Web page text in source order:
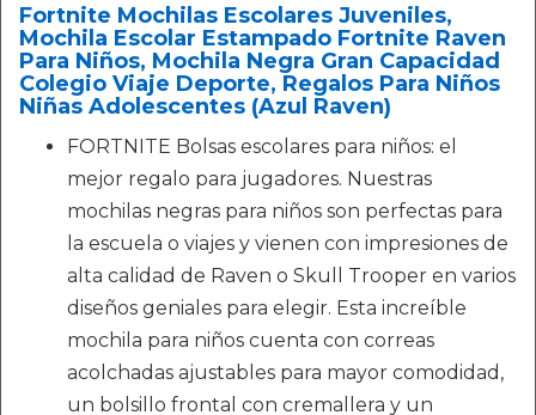
Fortnite Mochilas Escolares Juveniles,
Mochila Escolar Estampado Fortnite Raven
Para Niños, Mochila Negra Gran Capacidad
Colegio Viaje Deporte, Regalos Para Niños
Niñas Adolescentes (Azul Raven)
FORTNITE Bolsas escolares para niños: el
mejor regalo para jugadores. Nuestras
mochilas negras para niños son perfectas para
la escuela o viajes y vienen con impresiones de
alta calidad de Raven o Skull Trooper en varios
diseños geniales para elegir. Esta increíble
mochila para niños cuenta con correas
acolchadas ajustables para mayor comodidad,
un bolsillo frontal con cremallera y un